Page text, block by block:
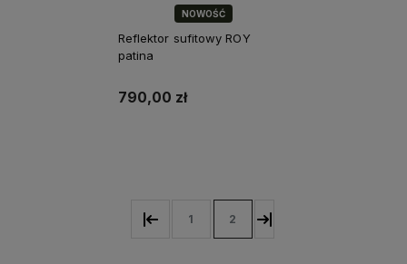
NOWOŚĆ
Reflektor sufitowy ROY
patina
790,00 zł
1 2